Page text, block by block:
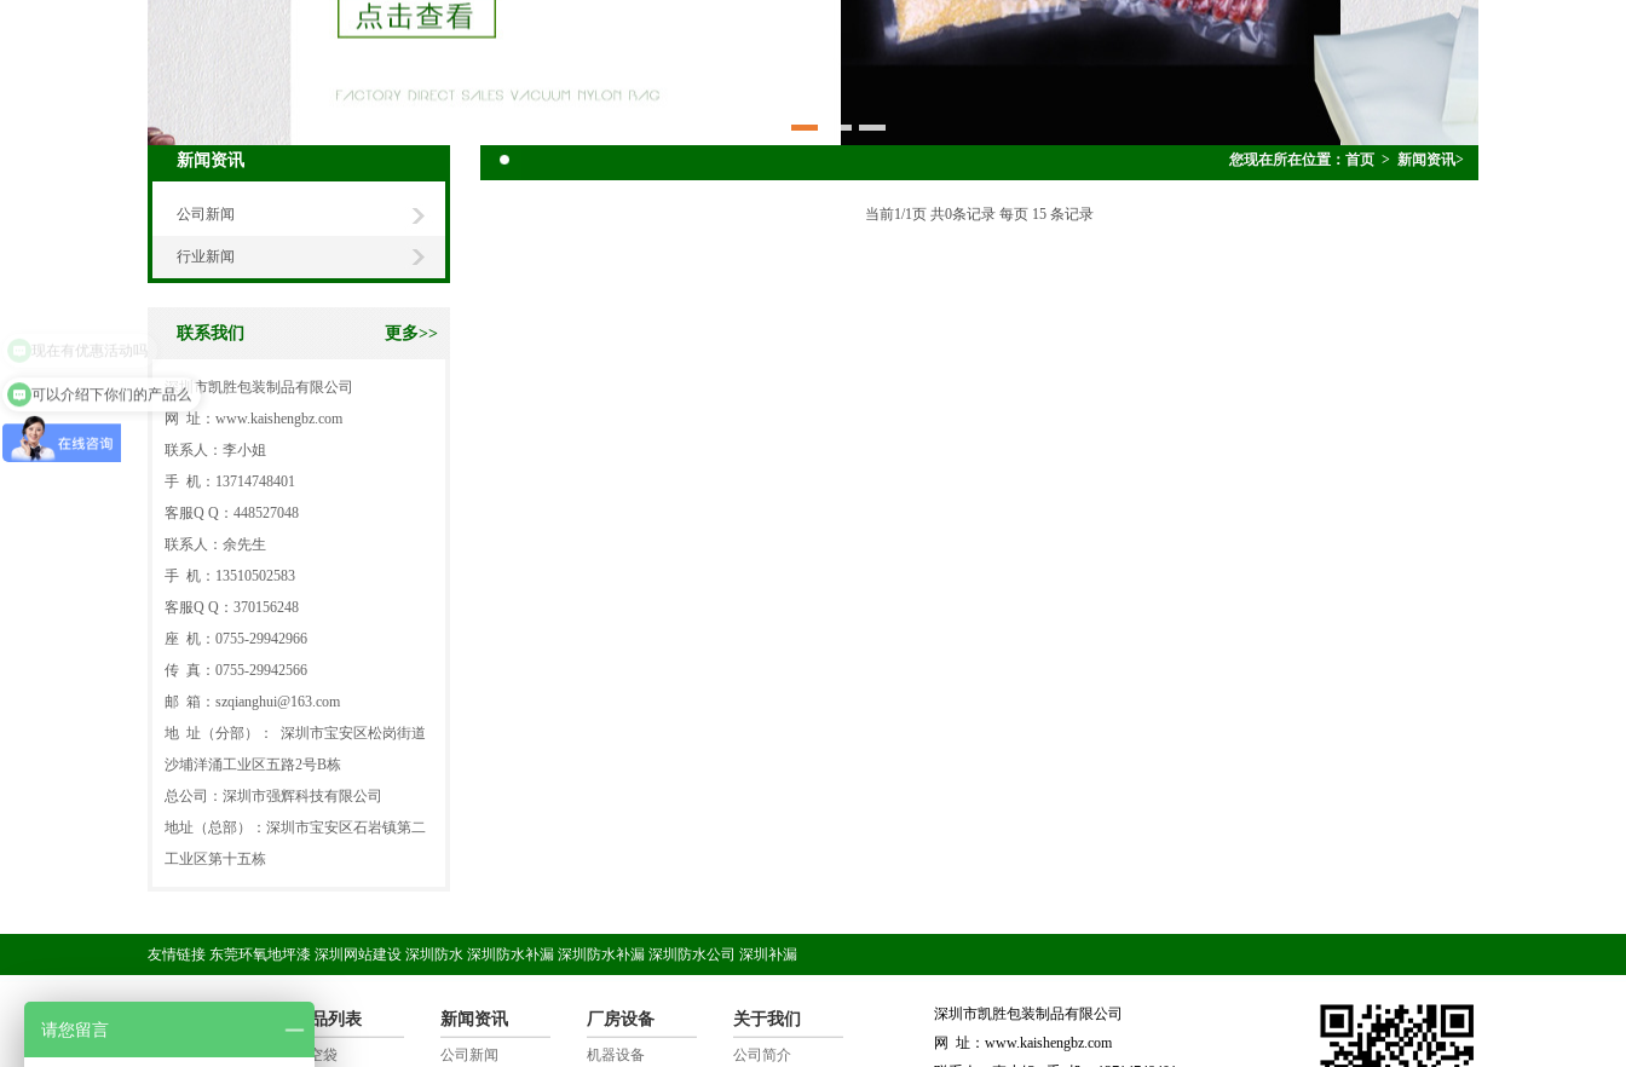
新闻资讯
公司新闻
行业新闻
更多>>
联系我们
深圳市凯胜包装制品有限公司
网 址：www.kaishengbz.com
联系人：李小姐
手 机：13714748401
客服Q Q：448527048
联系人：余先生
手 机：13510502583
客服Q Q：370156248
座 机：0755-29942966
传 真：0755-29942566
邮 箱：szqianghui@163.com
地 址（分部）： 深圳市宝安区松岗街道
沙埔洋涌工业区五路2号B栋
总公司：深圳市强辉科技有限公司
地址（总部）：深圳市宝安区石岩镇第二
工业区第十五栋
您现在所在位置： 首页 > 新闻资讯>
当前1/1页 共0条记录 每页 15 条记录
友情链接 东莞环氧地坪漆 深圳网站建设 深圳防水 深圳防水补漏 深圳防水补漏 深圳防水公司 深圳补漏
联系我们
产品列表
真空袋
新闻资讯
公司新闻
厂房设备
机器设备
关于我们
公司简介
深圳市凯胜包装制品有限公司
网 址：www.kaishengbz.com
可以介绍下你们的产品么
现在有优惠活动吗
请您留言